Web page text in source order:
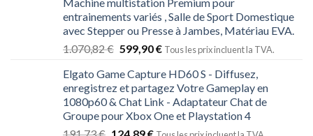
entrainements variés , Salle de Sport Domestique
avec Stepper ou Presse à Jambes, Matériau EVA.
1.070,82€ 599,90€ Tous les prix incluent la TVA.
Elgato Game Capture HD60 S - Diffusez,
enregistrez et partagez Votre Gameplay en
1080p60 & Chat Link - Adaptateur Chat de
Groupe pour Xbox One et Playstation 4